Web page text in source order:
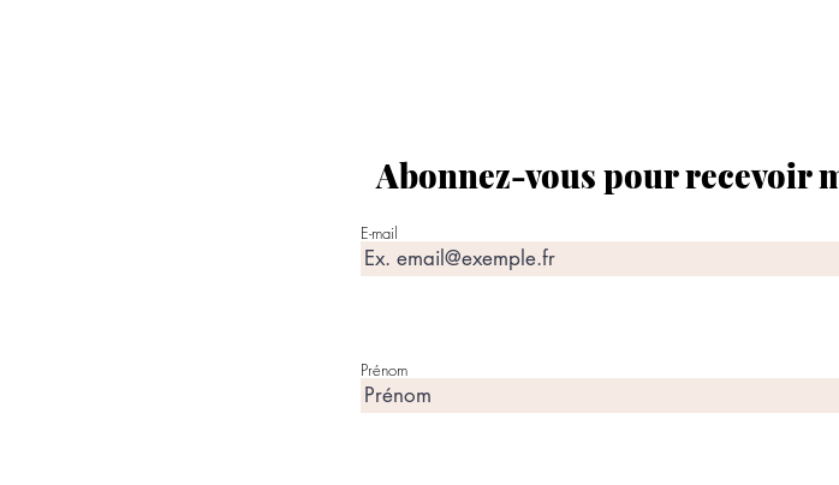
Abonnez-vous pour recevoir
E-mail
Prénom